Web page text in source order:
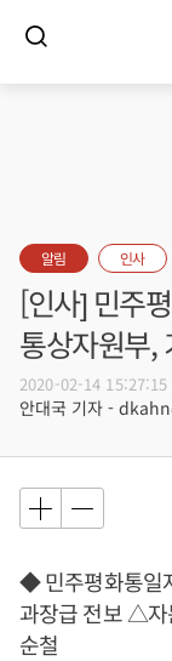
알림 인사
[인사] 민주
통상자원부,
2020-02-14 15:27:15
안대국 기자 -
◆ 민주평화통일
과장급 전보 △
순철